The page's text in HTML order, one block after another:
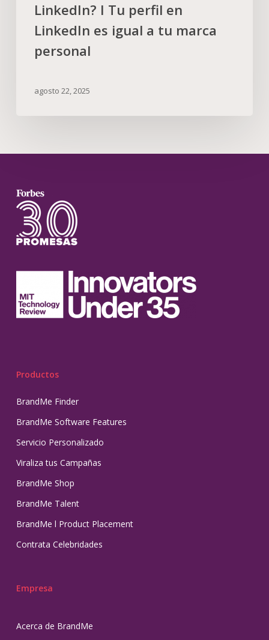
LinkedIn? I Tu perfil en
LinkedIn es igual a tu marca
personal
agosto 22, 2025
Productos
BrandMe Finder
BrandMe Software Features
Servicio Personalizado
Viraliza tus Campañas
BrandMe Shop
BrandMe Talent
BrandMe l Product Placement
Contrata Celebridades
Empresa
Acerca de BrandMe